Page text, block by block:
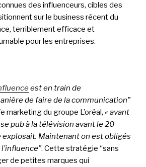
des influenceurs, cibles des
sur le business récent du
terriblement efficace et
pour les entreprises.
est en train de
de faire de la communication”
marketing du groupe L’oréal, « avant
pub à la télévision avant le 20
Maintenant on est obligés
. Cette stratégie “sans
de petites marques qui